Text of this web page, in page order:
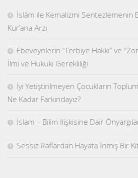
İslâm ile Kemalizmi Sentezlemenin
Kur’ana Arzı
Ebeveynlerin “Terbiye Hakkı” ve
İlmi ve Hukuki Gerekliliği
İyi Yetiştirilmeyen Çocukların
Ne Kadar Farkındayız?
İslam – Bilim İlişkisine Dair
Sessiz Raflardan Hayata İnmiş Bir